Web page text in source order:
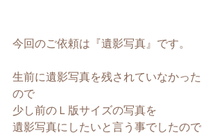
今回のご依頼は『遺影写真』です。
生前に遺影写真を残されていなかった
ので
少し前のＬ版サイズの写真を
遺影写真にしたいと言う事でしたので